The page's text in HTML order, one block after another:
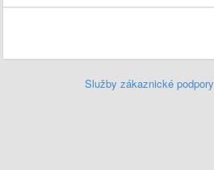
Služby zákaznické podpory